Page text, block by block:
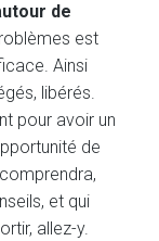
de
est
Ainsi
libérés.
pour avoir un
de
et qui
allez-y.